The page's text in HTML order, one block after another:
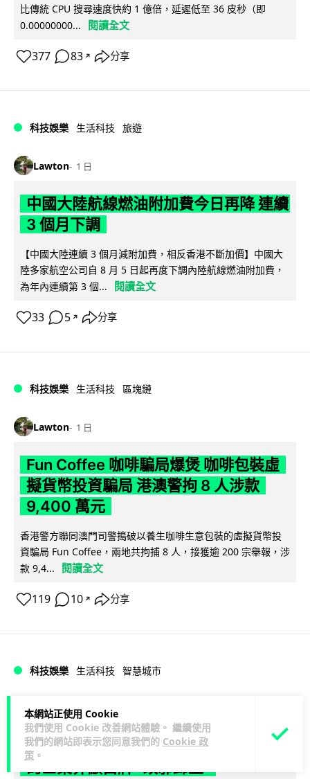
本網站正使用 Cookie
我們使用 Cookie 改善網站體驗。 繼續使用
我們的網站即表示您同意我們的 Cookie 政
策 。
比傳統 CPU 搜尋速度快約 1 億倍，延遲低至 36 皮秒（即
0.00000000...
閱讀全文
377 83 ↗ 分享
科技娛樂 生活科技 旅遊
Lawton 1 日
中國大陸航線燃油附加費今日再降 連續
3 個月下調
【中國大陸連續 3 個月減附加費，相反香港不斷加價】中國大
陸多家航空公司自 8 月 5 日起再度下調內陸航線燃油附加費，
為年內連續第 3 個...
閱讀全文
33 5 ↗ 分享
科技娛樂 生活科技 區塊鏈
Lawton 1 日
Fun Coffee 咖啡騙局爆煲 咖啡包裝虛
擬貨幣投資騙局 港澳警拘 8 人涉款
9,400 萬元
香港警方聯同澳門司警搗破以養生咖啡生意包裝的虛擬貨幣投
資騙局 Fun Coffee，兩地共拘捕 8 人，接獲逾 200 宗舉報，涉
款 9,4...
閱讀全文
119 10 ↗ 分享
科技娛樂 生活科技 智慧城市
Lawton 1 日
網約車條例生效 有司機暫時停工避風頭
的士業界籲白牌 "改邪歸正"